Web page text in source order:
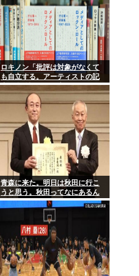
ロキノン「批評は対象がなくて
も自立する。アーティストの記
事に自分語りしか書かなくても
OK」 これさぁ…
青森に来た。明日は秋田に行こ
うと思う。秋田ってなにあるん
だ？